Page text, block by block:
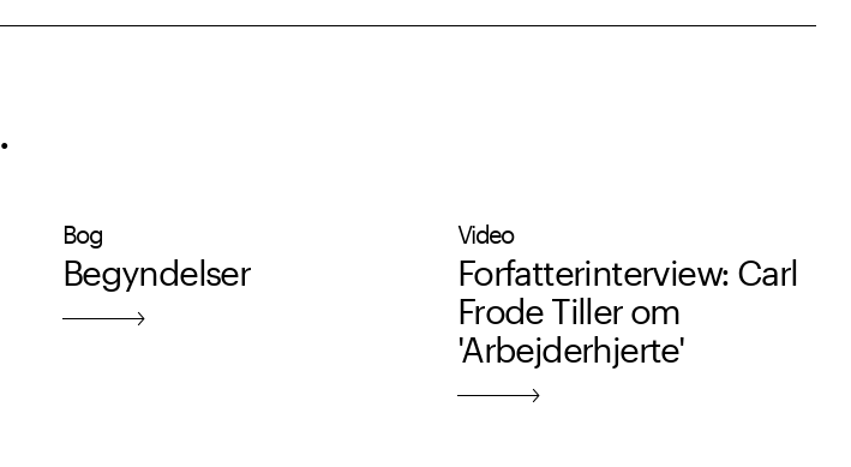
Bog
Begyndelser
Video
Forfatterinterview: Carl
Frode Tiller om
'Arbejderhjerte'